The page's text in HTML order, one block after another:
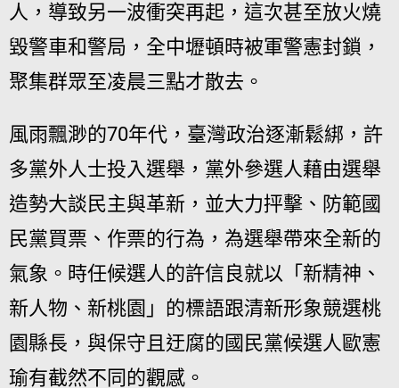
人，導致另一波衝突再起，這次甚至放火燒
毀警車和警局，全中壢頓時被軍警憲封鎖，
聚集群眾至凌晨三點才散去。
風雨飄渺的70年代，臺灣政治逐漸鬆綁，許
多黨外人士投入選舉，黨外參選人藉由選舉
造勢大談民主與革新，並大力抨擊、防範國
民黨買票、作票的行為，為選舉帶來全新的
氣象。時任候選人的許信良就以「新精神、
新人物、新桃園」的標語跟清新形象競選桃
園縣長，與保守且迂腐的國民黨候選人歐憲
瑜有截然不同的觀感。